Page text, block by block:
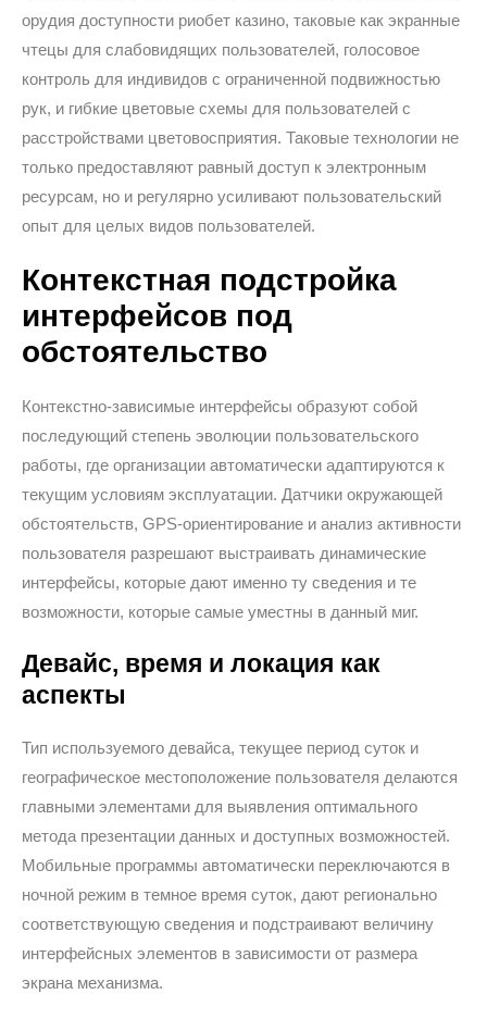
орудия доступности риобет казино, таковые как экранные
чтецы для слабовидящих пользователей, голосовое
контроль для индивидов с ограниченной подвижностью
рук, и гибкие цветовые схемы для пользователей с
расстройствами цветовосприятия. Таковые технологии не
только предоставляют равный доступ к электронным
ресурсам, но и регулярно усиливают пользовательский
опыт для целых видов пользователей.
Контекстная подстройка
интерфейсов под
обстоятельство
Контекстно-зависимые интерфейсы образуют собой
последующий степень эволюции пользовательского
работы, где организации автоматически адаптируются к
текущим условиям эксплуатации. Датчики окружающей
обстоятельств, GPS-ориентирование и анализ активности
пользователя разрешают выстраивать динамические
интерфейсы, которые дают именно ту сведения и те
возможности, которые самые уместны в данный миг.
Девайс, время и локация как
аспекты
Тип используемого девайса, текущее период суток и
географическое местоположение пользователя делаются
главными элементами для выявления оптимального
метода презентации данных и доступных возможностей.
Мобильные программы автоматически переключаются в
ночной режим в темное время суток, дают регионально
соответствующую сведения и подстраивают величину
интерфейсных элементов в зависимости от размера
экрана механизма.